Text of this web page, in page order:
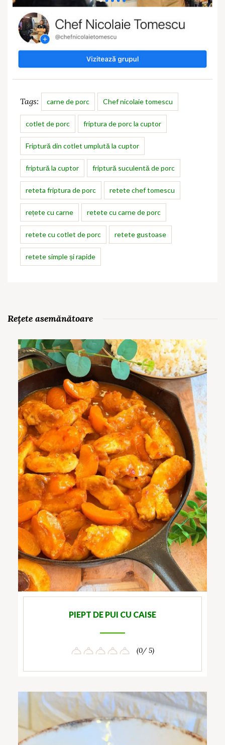
Tags: carne de porc Chef nicolaie tomescu
cotlet de porc friptura de porc la cuptor
Friptură din cotlet umplută la cuptor
friptură la cuptor friptură suculentă de porc
reteta friptura de porc retete chef tomescu
rețete cu carne retete cu carne de porc
retete cu cotlet de porc retete gustoase
retete simple și rapide
Rețete asemănătoare
PIEPT DE PUI CU CAISE
(0/ 5)